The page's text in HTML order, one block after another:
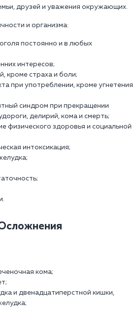
друзей и уважения окружающих.
и организма:
постоянно и в любых
интересов;
кроме страха и боли;
при употреблении, кроме угнетения
синдром при прекращении
делирий, кома и смерть;
физического здоровья и социальной
интоксикация;
кома;
и двенадцатиперстной кишки,